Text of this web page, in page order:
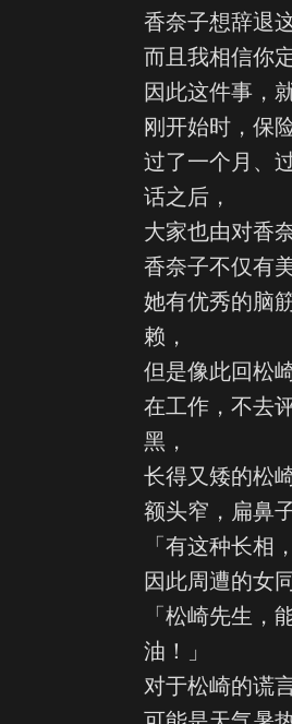
香奈子想辞退
而且我相信你
因此这件事，
刚开始时，保
过了一个月、
话之后，
大家也由对香
香奈子不仅有
她有优秀的脑
赖，
但是像此回松
在工作，不去
黑，
长得又矮的松
额头窄，扁鼻
「有这种长相
因此周遭的女
「松崎先生，
油！」
对于松崎的谎